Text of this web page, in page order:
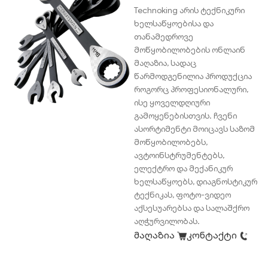
Technoking არის ტექნიკური
ხელსაწყოებისა და
თანამედროვე
მოწყობილობების ონლაინ
მაღაზია, სადაც
წარმოდგენილია პროდუქცია
როგორც პროფესიონალური,
ისე ყოველდღიური
გამოყენებისთვის. ჩვენი
ასორტიმენტი მოიცავს საზომ
მოწყობილობებს,
ავტოინსტრუმენტებს,
ელექტრო და მექანიკურ
ხელსაწყოებს, დიაგნოსტიკურ
ტექნიკას, ფოტო-ვიდეო
აქსესუარებსა და სალაშქრო
აღჭურვილობას.
მაღაზია კონტაქტი